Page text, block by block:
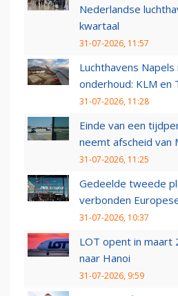
Nederlandse
kwartaal
31-07-2026, 11:57
Luchthavens
onderhoud: KLM en
31-07-2026, 11:28
Einde van een
neemt afscheid van
31-07-2026, 11:25
Gedeelde tweede
verbonden
31-07-2026, 10:37
LOT opent in maart
naar Hanoi
31-07-2026, 9:59